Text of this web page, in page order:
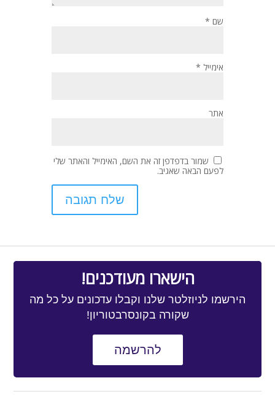
שם *
אימייל *
אתר
שמור בדפדפן זה את השם, האימייל והאתר שלי
לפעם הבאה שאגיב.
הישארו מעודכנים!
הירשמו לניוזלטר שלנו וקבלו עדכונים על כל מה
שקורה בקונסרבטוריון!
להרשמה